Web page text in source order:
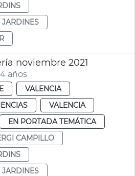
noviembre 2021
años
VALENCIA
VALENCIA
EN PORTADA TEMÁTICA
CAMPILLO